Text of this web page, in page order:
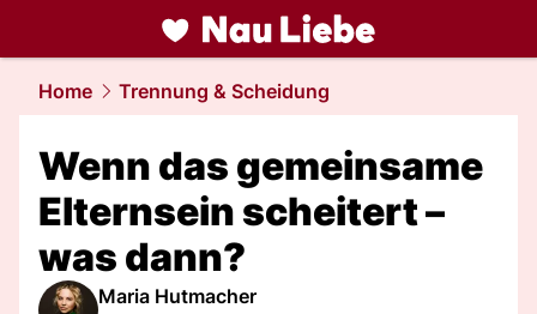
liebe.NAU.ch
Home Trennung & Scheidung
Wenn das gemeinsame
Elternsein scheitert –
was dann?
Maria Hutmacher